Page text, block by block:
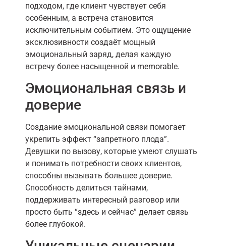
подходом, где клиент чувствует себя
особенным, а встреча становится
исключительным событием. Это ощущение
эксклюзивности создаёт мощный
эмоциональный заряд, делая каждую
встречу более насыщенной и memorable.
Эмоциональная связь и
доверие
Создание эмоциональной связи помогает
укрепить эффект “запретного плода”.
Девушки по вызову, которые умеют слушать
и понимать потребности своих клиентов,
способны вызывать большее доверие.
Способность делиться тайнами,
поддерживать интересный разговор или
просто быть “здесь и сейчас” делает связь
более глубокой.